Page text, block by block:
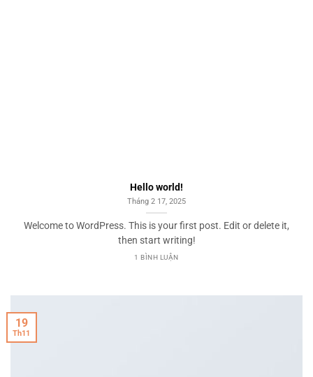
Hello world!
Tháng 2 17, 2025
Welcome to WordPress. This is your first post. Edit or delete it,
then start writing!
1 BÌNH LUẬN
19
Th11